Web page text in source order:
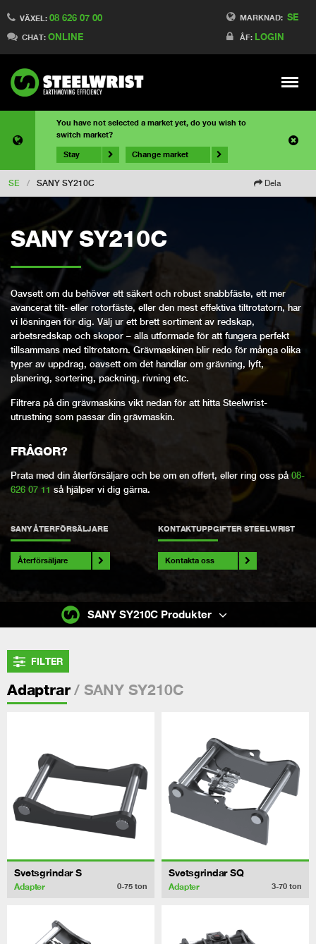
MARKNAD: SE
ÅF: LOGIN
VÄXEL: 08 626 07 00
CHAT: ONLINE
Meny
You have not selected a market yet, do you wish to
switch market?
Stay Change market
SE / SANY SY210C Dela
SANY SY210C
Oavsett om du behöver ett säkert och robust snabbfäste, ett mer
avancerat tilt- eller rotorfäste, eller den mest effektiva tiltrotatorn, har
vi lösningen för dig. Välj ur ett brett sortiment av redskap,
arbetsredskap och skopor – alla utformade för att fungera perfekt
tillsammans med tiltrotatorn. Grävmaskinen blir redo för många olika
typer av uppdrag, oavsett om det handlar om grävning, lyft,
planering, sortering, packning, rivning etc.
Filtrera på din grävmaskins vikt nedan för att hitta Steelwrist-
utrustning som passar din grävmaskin.
FRÅGOR?
Prata med din återförsäljare och be om en offert, eller ring oss på 08-
626 07 11 så hjälper vi dig gärna.
SANY ÅTERFÖRSÄLJARE
Återförsäljare
KONTAKTUPPGIFTER STEELWRIST
Kontakta oss
FILTER
Adaptrar/ SANY SY210C
Svetsgrindar S
Adapter 0-75 ton
Svetsgrindar SQ
Adapter 3-70 ton
SANY SY210C Produkter